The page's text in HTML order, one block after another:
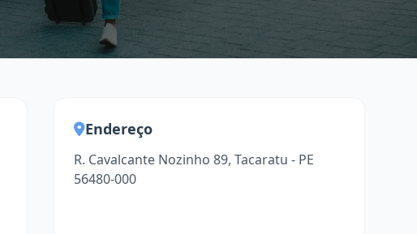
Endereço
R. Cavalcante Nozinho 89, Tacaratu - PE
56480-000